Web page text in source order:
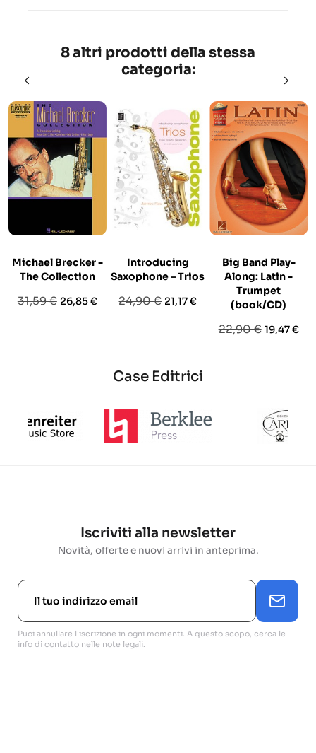
8 altri prodotti della stessa
categoria:
Michael Brecker -
The Collection
Prezzo
31,59 € Prezzo
26,85 €
Introducing
Saxophone – Trios
Prezzo
24,90 € Prezzo
21,17 €
Big Band Play-
Along: Latin -
Trumpet
(book/CD)
Prezzo
22,90 € Prezzo
19,47 €
Case Editrici
Iscriviti alla newsletter
Novità, offerte e nuovi arrivi in anteprima.
Puoi annullare l'iscrizione in ogni momenti. A questo scopo, cerca le
info di contatto nelle note legali.